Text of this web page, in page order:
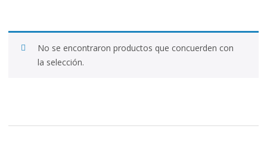
No se encontraron productos que concuerden con
la selección.